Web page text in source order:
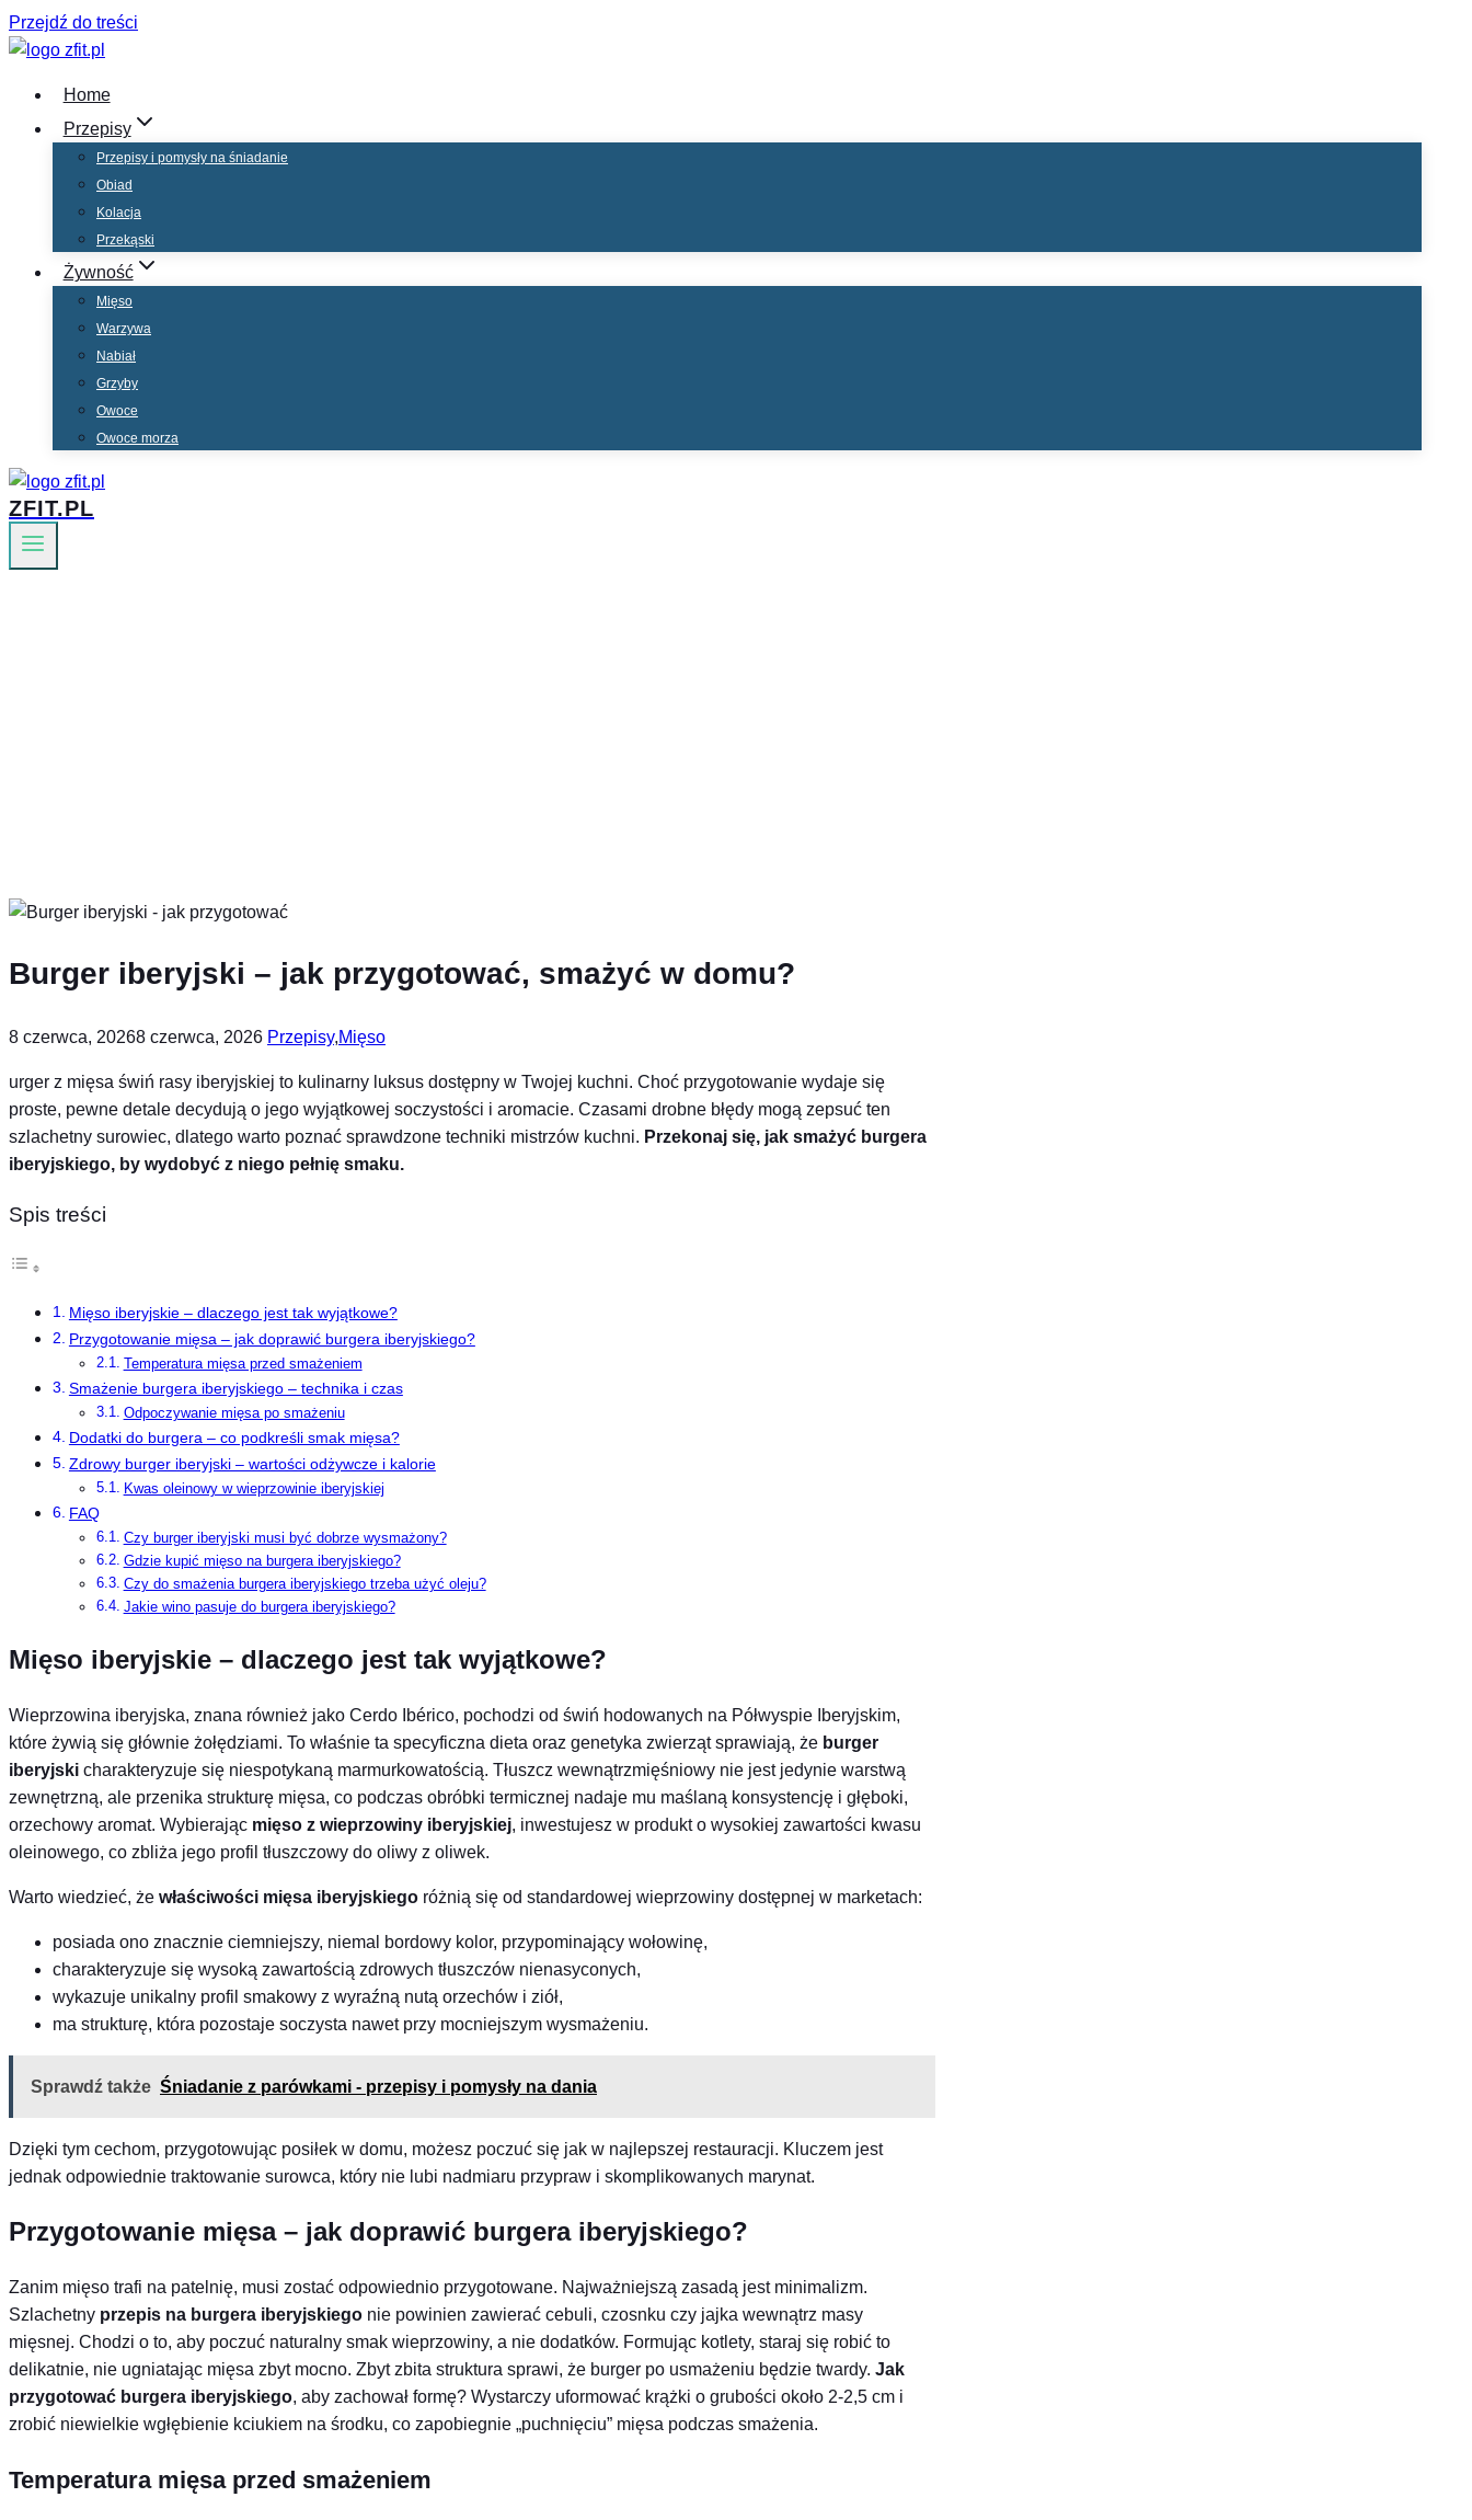
Przejdź do treści
Home
Przepisy
Przepisy i pomysły na śniadanie
Obiad
Kolacja
Przekąski
Żywność
Mięso
Warzywa
Nabiał
Grzyby
Owoce
Owoce morza
ZFIT.PL
Burger iberyjski – jak przygotować, smażyć w domu?
8 czerwca, 20268 czerwca, 2026 Przepisy,Mięso
urger z mięsa świń rasy iberyjskiej to kulinarny luksus dostępny w Twojej kuchni. Choć przygotowanie wydaje się
proste, pewne detale decydują o jego wyjątkowej soczystości i aromacie. Czasami drobne błędy mogą zepsuć ten
szlachetny surowiec, dlatego warto poznać sprawdzone techniki mistrzów kuchni. Przekonaj się, jak smażyć burgera
iberyjskiego, by wydobyć z niego pełnię smaku.
Spis treści
Mięso iberyjskie – dlaczego jest tak wyjątkowe?
Przygotowanie mięsa – jak doprawić burgera iberyjskiego?
Temperatura mięsa przed smażeniem
Smażenie burgera iberyjskiego – technika i czas
Odpoczywanie mięsa po smażeniu
Dodatki do burgera – co podkreśli smak mięsa?
Zdrowy burger iberyjski – wartości odżywcze i kalorie
Kwas oleinowy w wieprzowinie iberyjskiej
FAQ
Czy burger iberyjski musi być dobrze wysmażony?
Gdzie kupić mięso na burgera iberyjskiego?
Czy do smażenia burgera iberyjskiego trzeba użyć oleju?
Jakie wino pasuje do burgera iberyjskiego?
Mięso iberyjskie – dlaczego jest tak wyjątkowe?
Wieprzowina iberyjska, znana również jako Cerdo Ibérico, pochodzi od świń hodowanych na Półwyspie Iberyjskim,
które żywią się głównie żołędziami. To właśnie ta specyficzna dieta oraz genetyka zwierząt sprawiają, że burger
iberyjski charakteryzuje się niespotykaną marmurkowatością. Tłuszcz wewnątrzmięśniowy nie jest jedynie warstwą
zewnętrzną, ale przenika strukturę mięsa, co podczas obróbki termicznej nadaje mu maślaną konsystencję i głęboki,
orzechowy aromat. Wybierając mięso z wieprzowiny iberyjskiej, inwestujesz w produkt o wysokiej zawartości kwasu
oleinowego, co zbliża jego profil tłuszczowy do oliwy z oliwek.
Warto wiedzieć, że właściwości mięsa iberyjskiego różnią się od standardowej wieprzowiny dostępnej w marketach:
posiada ono znacznie ciemniejszy, niemal bordowy kolor, przypominający wołowinę,
charakteryzuje się wysoką zawartością zdrowych tłuszczów nienasyconych,
wykazuje unikalny profil smakowy z wyraźną nutą orzechów i ziół,
ma strukturę, która pozostaje soczysta nawet przy mocniejszym wysmażeniu.
Sprawdź także Śniadanie z parówkami - przepisy i pomysły na dania
Dzięki tym cechom, przygotowując posiłek w domu, możesz poczuć się jak w najlepszej restauracji. Kluczem jest
jednak odpowiednie traktowanie surowca, który nie lubi nadmiaru przypraw i skomplikowanych marynat.
Przygotowanie mięsa – jak doprawić burgera iberyjskiego?
Zanim mięso trafi na patelnię, musi zostać odpowiednio przygotowane. Najważniejszą zasadą jest minimalizm.
Szlachetny przepis na burgera iberyjskiego nie powinien zawierać cebuli, czosnku czy jajka wewnątrz masy
mięsnej. Chodzi o to, aby poczuć naturalny smak wieprzowiny, a nie dodatków. Formując kotlety, staraj się robić to
delikatnie, nie ugniatając mięsa zbyt mocno. Zbyt zbita struktura sprawi, że burger po usmażeniu będzie twardy. Jak
przygotować burgera iberyjskiego, aby zachował formę? Wystarczy uformować krążki o grubości około 2-2,5 cm i
zrobić niewielkie wgłębienie kciukiem na środku, co zapobiegnie „puchnięciu” mięsa podczas smażenia.
Temperatura mięsa przed smażeniem